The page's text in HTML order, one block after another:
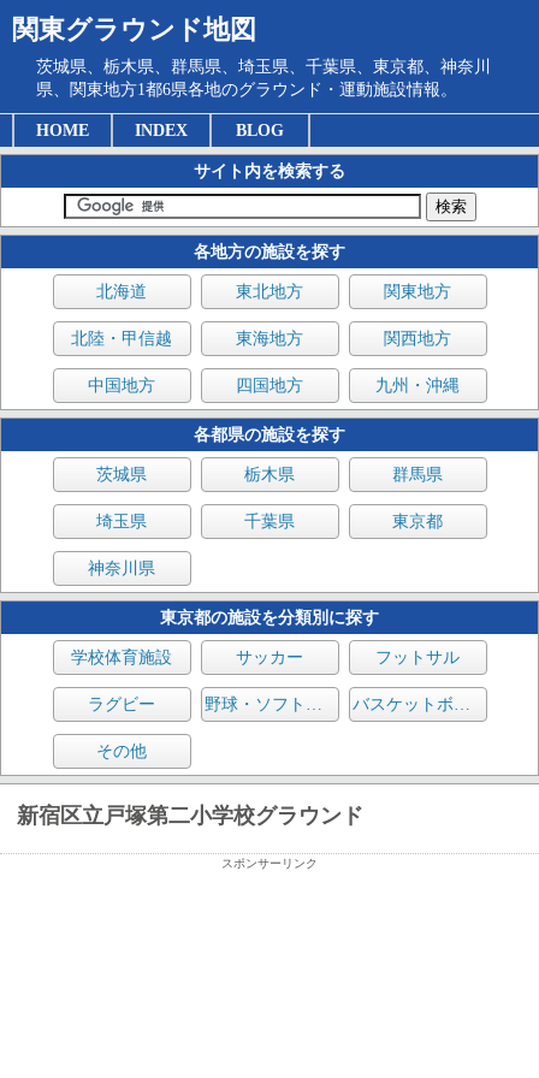
関東グラウンド地図
茨城県、栃木県、群馬県、埼玉県、千葉県、東京都、神奈川
県、関東地方1都6県各地のグラウンド・運動施設情報。
HOME INDEX BLOG
サイト内を検索する
各地方の施設を探す
北海道 東北地方 関東地方
北陸・甲信越 東海地方 関西地方
中国地方 四国地方 九州・沖縄
各都県の施設を探す
茨城県 栃木県 群馬県
埼玉県 千葉県 東京都
神奈川県
東京都の施設を分類別に探す
学校体育施設 サッカー フットサル
ラグビー 野球・ソフトボール バスケットボール
その他
新宿区立戸塚第二小学校グラウンド
スポンサーリンク